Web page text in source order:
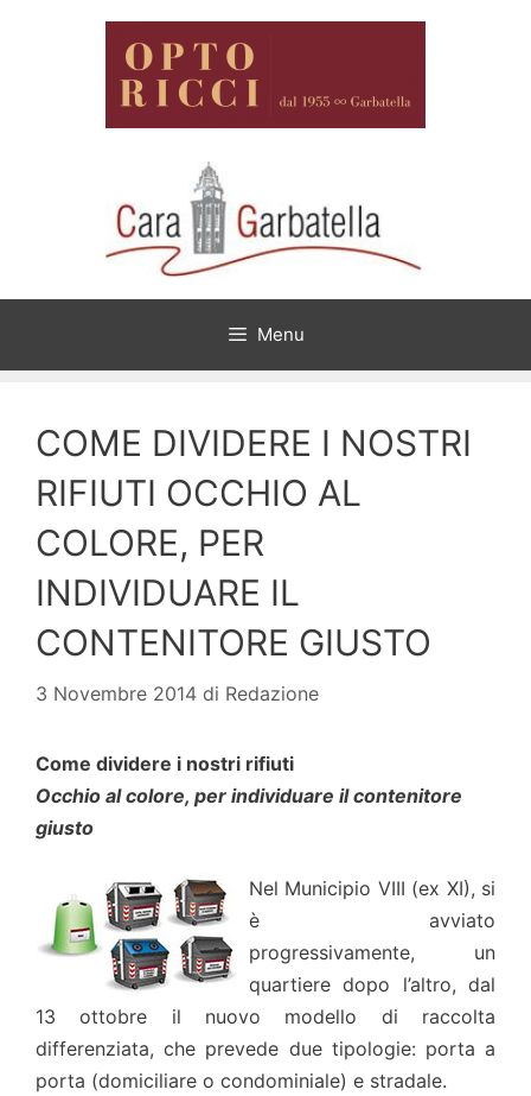
Menu
COME DIVIDERE I NOSTRI
RIFIUTI OCCHIO AL
COLORE, PER
INDIVIDUARE IL
CONTENITORE GIUSTO
3 Novembre 2014 di Redazione
Come dividere i nostri rifiuti
Occhio al colore, per individuare il contenitore
giusto
Nel Municipio VIII (ex XI), si
è avviato
progressivamente, un
quartiere dopo l’altro, dal
13 ottobre il nuovo modello di raccolta
differenziata, che prevede due tipologie: porta a
porta (domiciliare o condominiale) e stradale.